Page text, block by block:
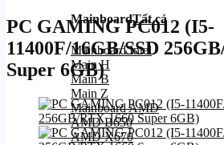
MainboardTất cả
Mainboard Intel
Main H
Main B
Main Z
Mainboard AMD
AMD B650
AMD X670
PC GAMING PC012 (I5-
11400F/16GB/SSD
Super 6GB)